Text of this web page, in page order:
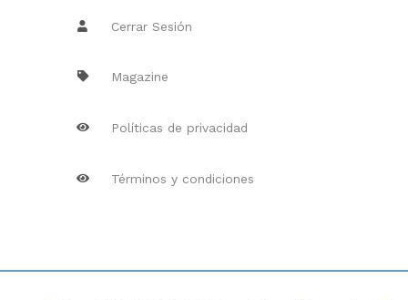
Cerrar Sesión
Magazine
Políticas de privacidad
Términos y condiciones